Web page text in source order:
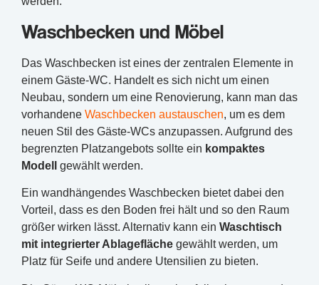
Waschbecken und Möbel
Das Waschbecken ist eines der zentralen Elemente in
einem Gäste-WC. Handelt es sich nicht um einen
Neubau, sondern um eine Renovierung, kann man das
vorhandene Waschbecken austauschen, um es dem
neuen Stil des Gäste-WCs anzupassen. Aufgrund des
begrenzten Platzangebots sollte ein kompaktes
Modell gewählt werden.
Ein wandhängendes Waschbecken bietet dabei den
Vorteil, dass es den Boden frei hält und so den Raum
größer wirken lässt. Alternativ kann ein Waschtisch
mit integrierter Ablagefläche gewählt werden, um
Platz für Seife und andere Utensilien zu bieten.